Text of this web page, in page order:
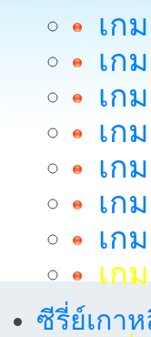
เก
เก
เก
เก
เก
เก
เก
เก
ซีรี่ย์เกา